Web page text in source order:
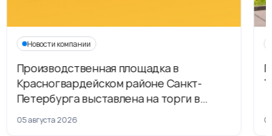
Новости компании
Производственная площадка в
Красногвардейском районе Санкт-
Петербурга выставлена на торги в
рамках приватизации
05 августа 2026